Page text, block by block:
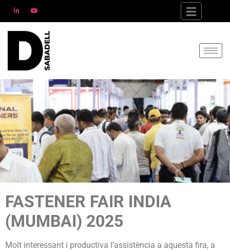
FASTENER FAIR INDIA
(MUMBAI) 2025
Molt interessant i productiva l’assistència a aquesta fira, a